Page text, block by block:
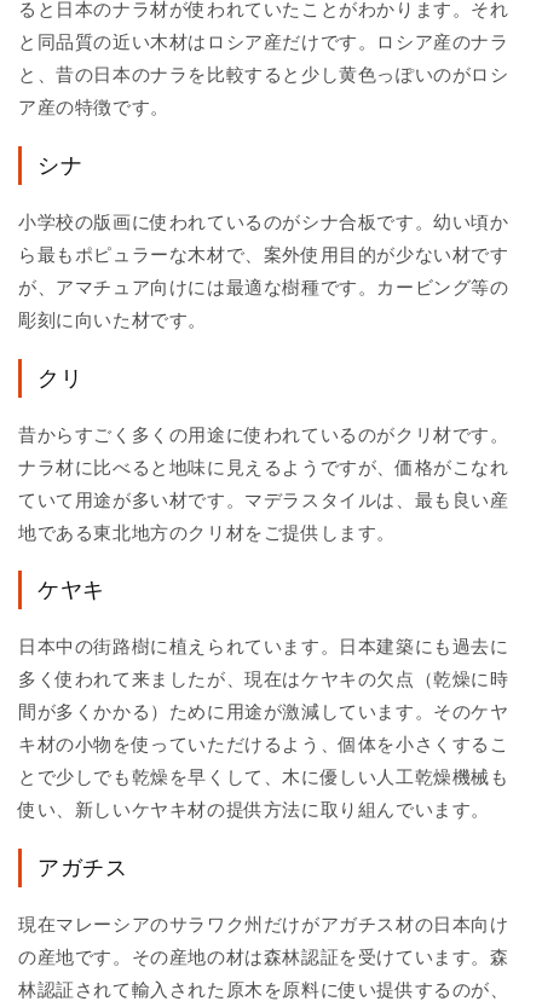
ると日本のナラ材が使われていたことがわかります。それ
と同品質の近い木材はロシア産だけです。ロシア産のナラ
と、昔の日本のナラを比較すると少し黄色っぽいのがロシ
ア産の特徴です。
シナ
小学校の版画に使われているのがシナ合板です。幼い頃か
ら最もポピュラーな木材で、案外使用目的が少ない材です
が、アマチュア向けには最適な樹種です。カービング等の
彫刻に向いた材です。
クリ
昔からすごく多くの用途に使われているのがクリ材です。
ナラ材に比べると地味に見えるようですが、価格がこなれ
ていて用途が多い材です。マデラスタイルは、最も良い産
地である東北地方のクリ材をご提供します。
ケヤキ
日本中の街路樹に植えられています。日本建築にも過去に
多く使われて来ましたが、現在はケヤキの欠点（乾燥に時
間が多くかかる）ために用途が激減しています。そのケヤ
キ材の小物を使っていただけるよう、個体を小さくするこ
とで少しでも乾燥を早くして、木に優しい人工乾燥機械も
使い、新しいケヤキ材の提供方法に取り組んでいます。
アガチス
現在マレーシアのサラワク州だけがアガチス材の日本向け
の産地です。その産地の材は森林認証を受けています。森
林認証されて輸入された原木を原料に使い提供するのが、